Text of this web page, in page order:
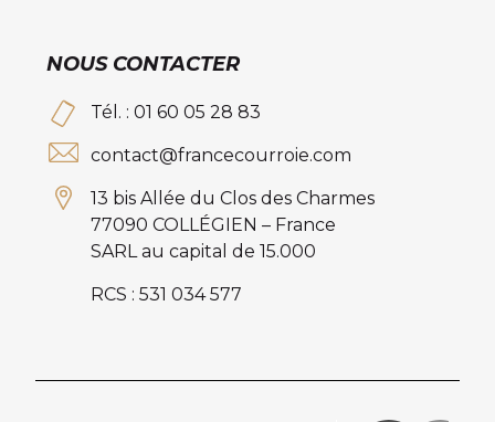
NOUS CONTACTER
Tél. : 01 60 05 28 83
contact@francecourroie.com
13 bis Allée du Clos des Charmes
77090 COLLÉGIEN – France
SARL au capital de 15.000
RCS : 531 034 577